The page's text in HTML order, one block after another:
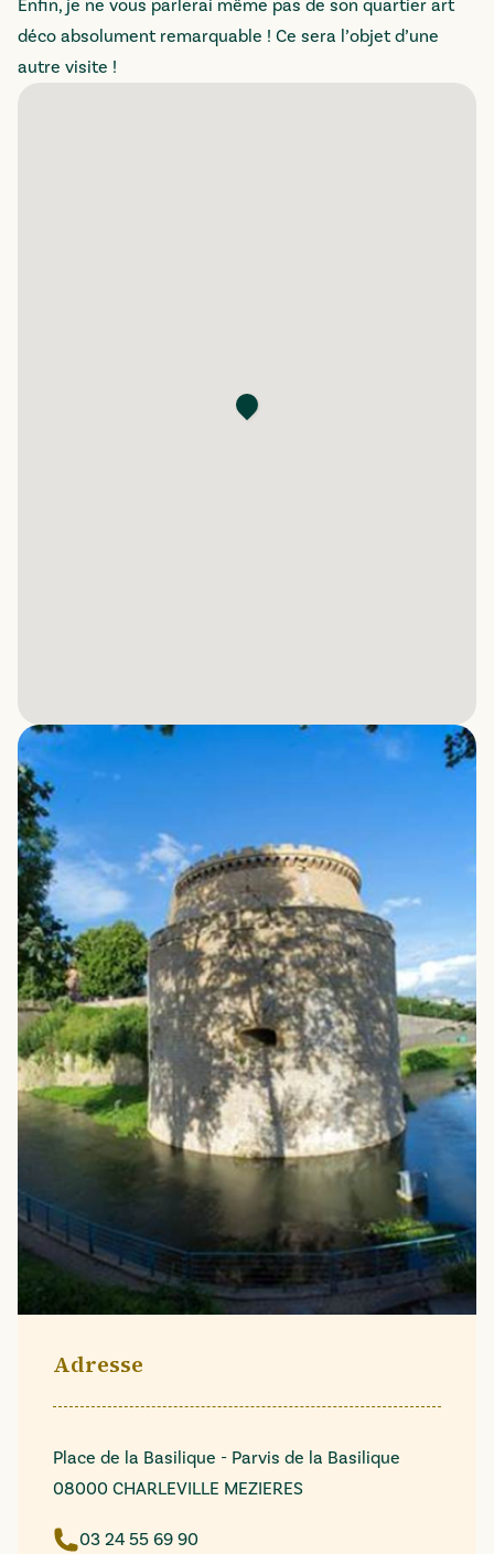
Enfin, je ne vous parlerai même pas de son quartier art
déco absolument remarquable ! Ce sera l’objet d’une
autre visite !
Adresse
Place de la Basilique - Parvis de la Basilique
08000 CHARLEVILLE MEZIERES
03 24 55 69 90